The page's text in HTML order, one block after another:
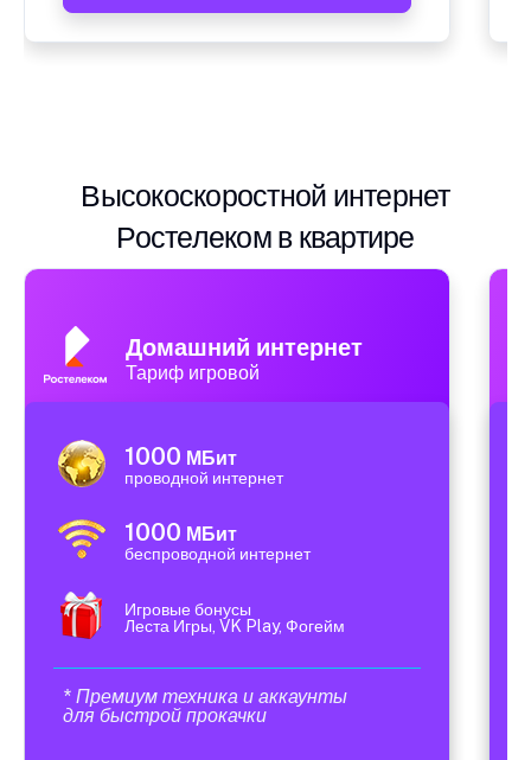
Высокоскоростной интернет
Ростелеком в квартире
Домашний интернет
Тариф игровой
1000 МБит
проводной интернет
1000 МБит
беспроводной интернет
Игровые бонусы
Леста Игры, VK Play, Фогейм
* Премиум техника и аккаунты
для быстрой прокачки